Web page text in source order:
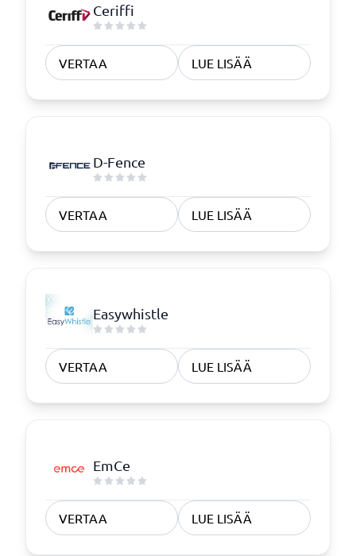
Ceriffi
VERTAA LUE LISÄÄ
D-Fence
VERTAA LUE LISÄÄ
Easywhistle
VERTAA LUE LISÄÄ
EmCe
VERTAA LUE LISÄÄ